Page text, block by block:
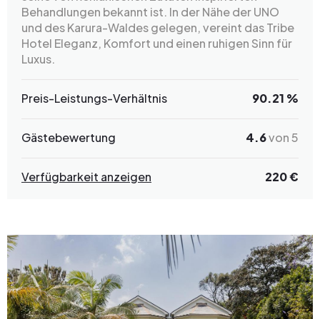
Behandlungen bekannt ist. In der Nähe der UNO
und des Karura-Waldes gelegen, vereint das Tribe
Hotel Eleganz, Komfort und einen ruhigen Sinn für
Luxus.
Preis-Leistungs-Verhältnis 90.21 %
Gästebewertung 4.6von 5
Verfügbarkeit anzeigen 220 €